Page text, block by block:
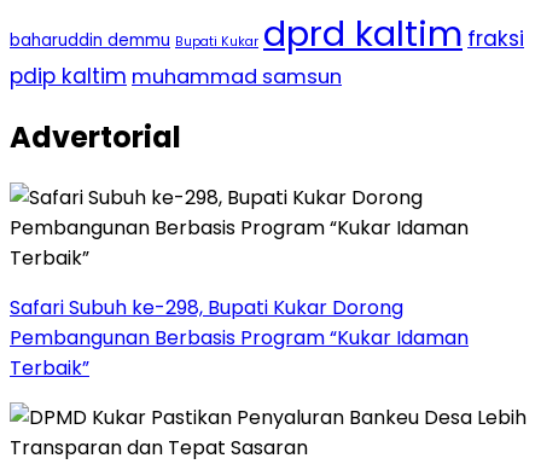
baharuddin demmu Bupati Kukar dprd kaltim fraksi
pdip kaltim muhammad samsun
Advertorial
Safari Subuh ke-298, Bupati Kukar Dorong
Pembangunan Berbasis Program “Kukar Idaman
Terbaik”